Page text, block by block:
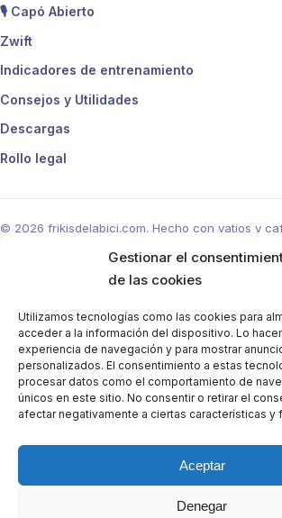
Gestionar el
de las cookies
Utilizamos tecnologías como las cookies para
acceder a la información del dispositivo. Lo
experiencia de navegación y para mostrar
personalizados. El consentimiento a estas
procesar datos como el comportamiento de
únicos en este sitio. No consentir o retirar el
afectar negativamente a ciertas características y
Aceptar
Denegar
🎙️ Capó Abierto
Zwift
Indicadores de entrenamiento
Consejos y Utilidades
Descargas
Rollo legal
© 2026 frikisdelabici.com. Hecho con vatios y